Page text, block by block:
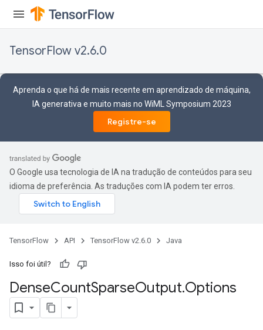
TensorFlow v2.6.0
Aprenda o que há de mais recente em aprendizado de máquina,
IA generativa e muito mais no WiML Symposium 2023
Registre-se
O Google usa tecnologia de IA na tradução de conteúdos para seu
idioma de preferência. As traduções com IA podem ter erros.
TensorFlow API TensorFlow v2.6.0 Java
Isso foi útil?
DenseCountSparseOutput.Options